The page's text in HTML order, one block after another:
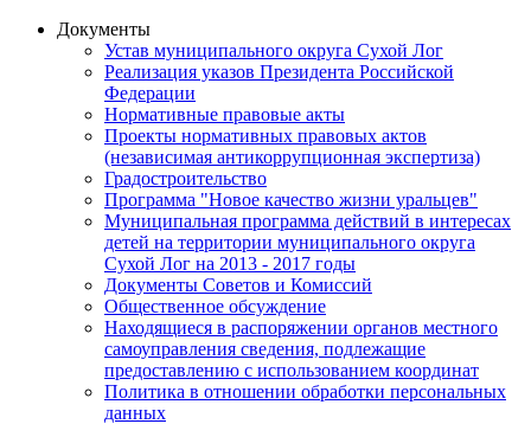
Документы
Устав муниципального округа Сухой Лог
Реализация указов Президента Российской
Федерации
Нормативные правовые акты
Проекты нормативных правовых актов
(независимая антикоррупционная экспертиза)
Градостроительство
Программа "Новое качество жизни уральцев"
Муниципальная программа действий в интересах
детей на территории муниципального округа
Сухой Лог на 2013 - 2017 годы
Документы Советов и Комиссий
Общественное обсуждение
Находящиеся в распоряжении органов местного
самоуправления сведения, подлежащие
предоставлению с использованием координат
Политика в отношении обработки персональных
данных